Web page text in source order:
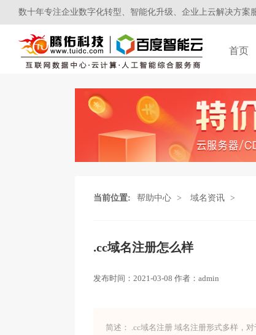
数十年专注企业数字化转型、智能化升级、企业上云解决方案
首页
当前位置: 帮助中心 > 域名资讯 >
.cc域名注册怎么样
发布时间： 2021-03-08 作者： admin
简述：
.cc域名注册 域名注册形式多样，